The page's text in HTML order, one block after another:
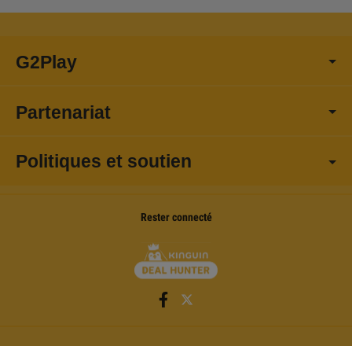
G2Play
Partenariat
Politiques et soutien
Rester connecté